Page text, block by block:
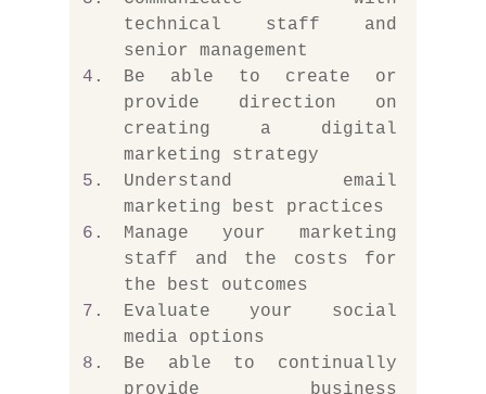
technical staff and
senior management
Be able to create or
provide direction on
creating a digital
marketing strategy
Understand email
marketing best practices
Manage your marketing
staff and the costs for
the best outcomes
Evaluate your social
media options
Be able to continually
provide business